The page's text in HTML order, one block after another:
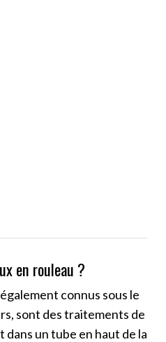
en rouleau ?
connus sous le
sont des traitements de
un tube en haut de la